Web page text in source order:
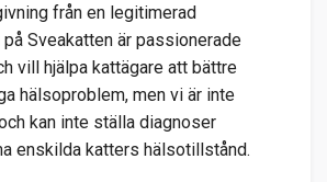
från en legitimerad
på Sveakatten är passionerade
vill hjälpa kattägare att bättre
hälsoproblem, men vi är inte
kan inte ställa diagnoser
enskilda katters hälsotillstånd.